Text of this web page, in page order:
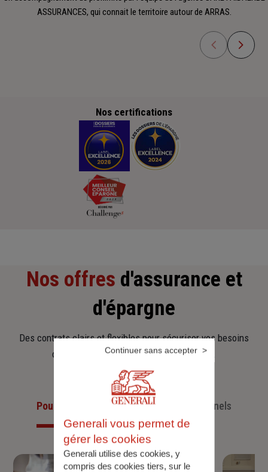
ASSURANCES, qui connait le territoire autour de ARRAS.
Nos certifications
Nos offres d'assurance et
d'épargne
Des contrats clairs et flexibles pour sécuriser vos besoins
d’aujourd’hui et anticiper ceux de demain.
Pour les particuliersPour les professionnels
Generali vous permet de
gérer les cookies
Generali utilise des cookies, y
compris des cookies tiers, sur le
Continuer sans accepter